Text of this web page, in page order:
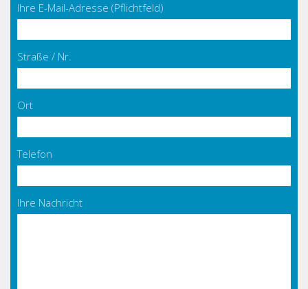
Ihre E-Mail-Adresse (Pflichtfeld)
Straße / Nr.
Ort
Telefon
Ihre Nachricht